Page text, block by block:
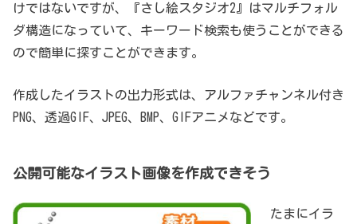
けではないですが、『さし絵スタジオ2』はマルチフォル
ダ構造になっていて、キーワード検索も使うことができる
ので簡単に探すことができます。
作成したイラストの出力形式は、アルファチャンネル付き
PNG、透過GIF、JPEG、BMP、GIFアニメなどです。
公開可能なイラスト画像を作成できそう
たまにイラ